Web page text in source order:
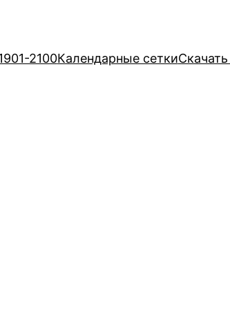
2100Календарные сетки